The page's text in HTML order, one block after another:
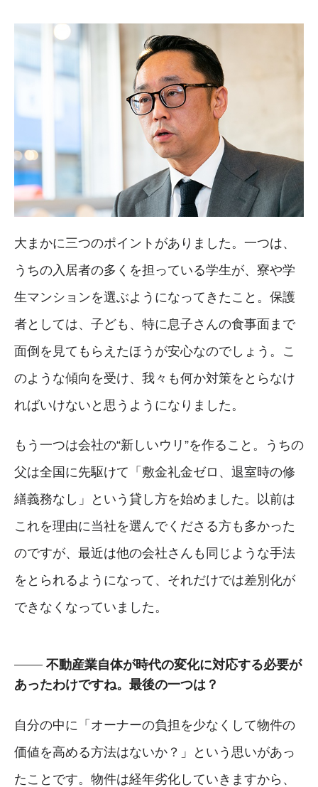
大まかに三つのポイントがありました。一つは、
うちの入居者の多くを担っている学生が、寮や学
生マンションを選ぶようになってきたこと。保護
者としては、子ども、特に息子さんの食事面まで
面倒を見てもらえたほうが安心なのでしょう。こ
のような傾向を受け、我々も何か対策をとらなけ
ればいけないと思うようになりました。
もう一つは会社の“新しいウリ”を作ること。うちの
父は全国に先駆けて「敷金礼金ゼロ、退室時の修
繕義務なし」という貸し方を始めました。以前は
これを理由に当社を選んでくださる方も多かった
のですが、最近は他の会社さんも同じような手法
をとられるようになって、それだけでは差別化が
できなくなっていました。
不動産業自体が時代の変化に対応する必要が
あったわけですね。最後の一つは？
自分の中に「オーナーの負担を少なくして物件の
価値を高める方法はないか？」という思いがあっ
たことです。物件は経年劣化していきますから、